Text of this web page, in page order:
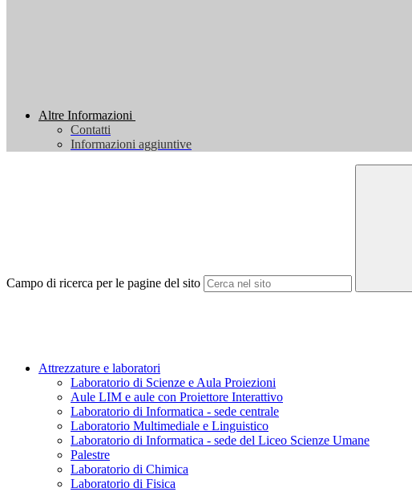
Altre Informazioni
Contatti
Informazioni aggiuntive
Campo di ricerca per le pagine del sito
Attrezzature e laboratori
Laboratorio di Scienze e Aula Proiezioni
Aule LIM e aule con Proiettore Interattivo
Laboratorio di Informatica - sede centrale
Laboratorio Multimediale e Linguistico
Laboratorio di Informatica - sede del Liceo Scienze Umane
Palestre
Laboratorio di Chimica
Laboratorio di Fisica